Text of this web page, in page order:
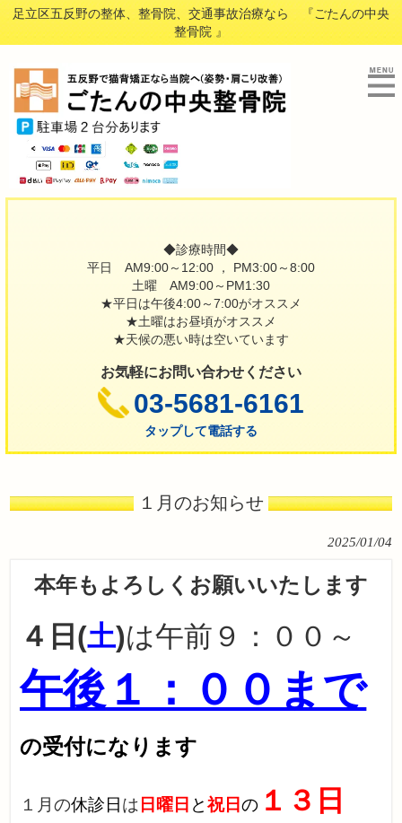
足立区五反野の整体、整骨院、交通事故治療なら 『ごたんの中央
整骨院 』
◆診療時間◆
平日 AM9:00～12:00 ， PM3:00～8:00
土曜 AM9:00～PM1:30
★平日は午後4:00～7:00がオススメ
★土曜はお昼頃がオススメ
★天候の悪い時は空いています
お気軽にお問い合わせください
03-5681-6161
タップして電話する
１月のお知らせ
2025/01/04
本年もよろしくお願いいたします
４日(土)は午前９：００～
午後 １：００まで
の受付になります
１月の休診日は 日曜日 と祝日の １３日